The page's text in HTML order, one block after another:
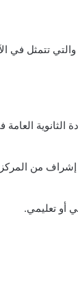
تتمثل في
العامة
إشراف من
أو تعليمي.